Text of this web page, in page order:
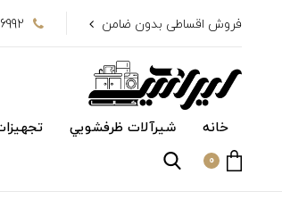
فروش اقساطی بدون ضامن
خانه شیرآلات ظرفشويي
0